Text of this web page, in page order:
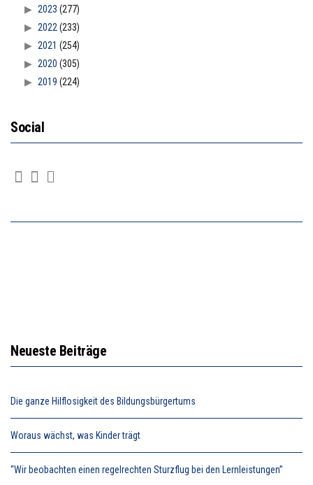
2023 (277)
2022(233)
2021 (254)
2020 (305)
2019 (224)
Social
Neueste Beiträge
Die ganze Hilflosigkeit des Bildungsbürgertums
Woraus wächst, was Kinder trägt
“Wir beobachten einen regelrechten Sturzflug bei den Lernleistungen”